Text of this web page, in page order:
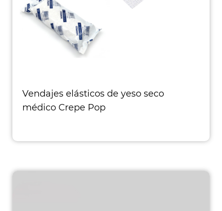
Vendajes elásticos de yeso seco
médico Crepe Pop